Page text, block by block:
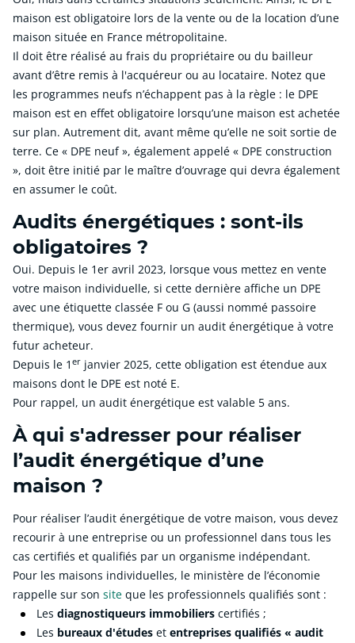
maison est obligatoire lors de la vente ou de la location d’une
maison située en France métropolitaine.
Il doit être réalisé au frais du propriétaire ou du bailleur
avant d’être remis à l'acquéreur ou au locataire. Notez que
les programmes neufs n’échappent pas à la règle : le DPE
maison est en effet obligatoire lorsqu’une maison est achetée
sur plan. Autrement dit, avant même qu’elle ne soit sortie de
terre. Ce « DPE neuf », également appelé « DPE construction
», doit être initié par le maître d’ouvrage qui devra également
en assumer le coût.
Audits énergétiques : sont-ils
obligatoires ?
Oui. Depuis le 1er avril 2023, lorsque vous mettez en vente
votre maison individuelle, si cette dernière affiche un DPE
avec une étiquette classée F ou G (aussi nommé passoire
thermique), vous devez fournir un audit énergétique à votre
futur acheteur.
Depuis le 1 er janvier 2025, cette obligation est étendue aux
maisons dont le DPE est noté E.
Pour rappel, un audit énergétique est valable 5 ans.
À qui s'adresser pour réaliser
l’audit énergétique d’une
maison ?
Pour réaliser l’audit énergétique de votre maison, vous devez
recourir à une entreprise ou un professionnel dans tous les
cas certifiés et qualifiés par un organisme indépendant.
Pour les maisons individuelles, le ministère de l’économie
rappelle sur son site que les professionnels qualifiés sont :
Les diagnostiqueurs immobiliers certifiés ;
Les bureaux d'études et entreprises qualifiés « audit